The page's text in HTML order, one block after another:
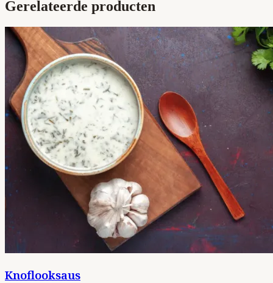
Gerelateerde producten
Knoflooksaus